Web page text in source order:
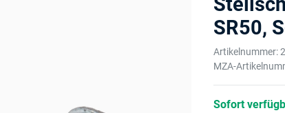
SR50,
Artikelnummer:
MZA-
Sofort